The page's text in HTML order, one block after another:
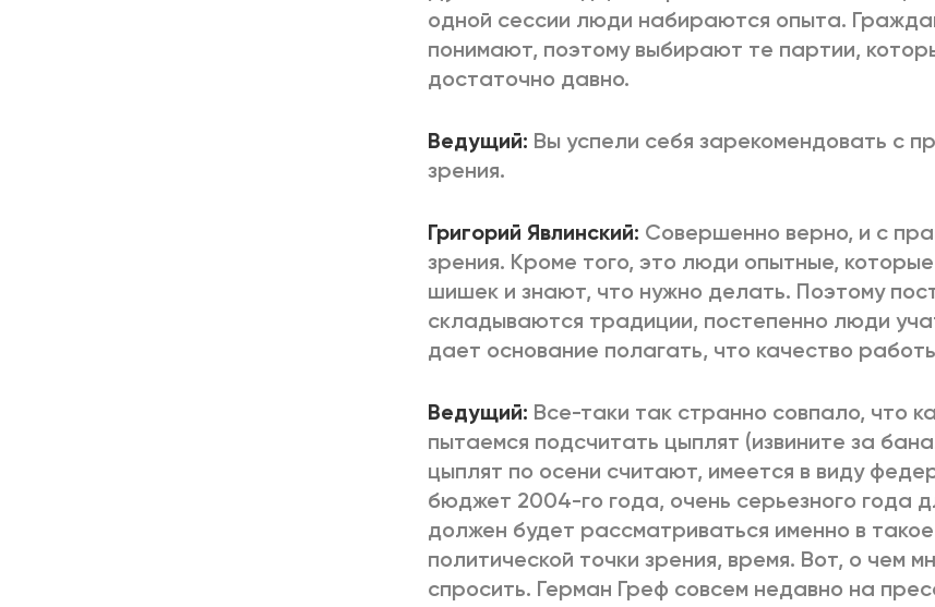
одной сессии люди набираются опыта.
понимают, поэтому выбирают те партии,
достаточно давно.
Ведущий: Вы успели себя зарекомендовать с
зрения.
Григорий Явлинский: Совершенно верно, и с
зрения. Кроме того, это люди опытные,
шишек и знают, что нужно делать. Поэтому
складываются традиции, постепенно люди
дает основание полагать, что качество
Ведущий: Все-таки так странно совпало, что
пытаемся подсчитать цыплят (извините за
цыплят по осени считают, имеется в виду
бюджет 2004-го года, очень серьезного года
должен будет рассматриваться именно в
политической точки зрения, время. Вот, о чем
спросить. Герман Греф совсем недавно на